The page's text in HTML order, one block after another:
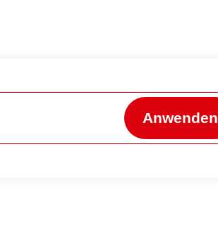
Anwenden